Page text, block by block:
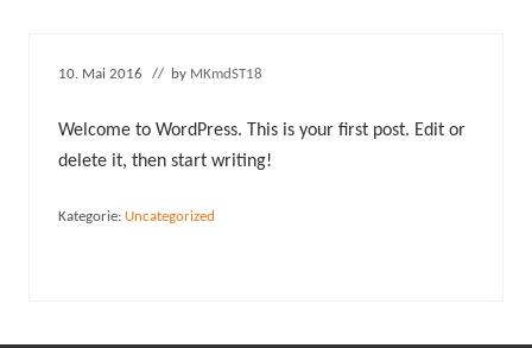
Forchheim,
10. Mai 2016 // by MKmdST18
Welcome to WordPress. This is your first post. Edit or
delete it, then start writing!
Kategorie: Uncategorized